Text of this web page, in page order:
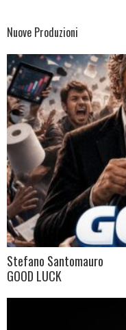
Nuove Produzioni
Stefano Santomauro
GOOD LUCK